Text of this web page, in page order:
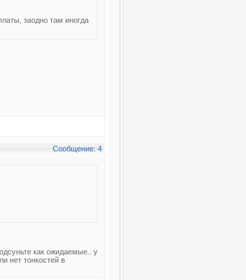
заодно там иногда
Сообщение: 4
как ожидаемые.. у
нет тонкостей в